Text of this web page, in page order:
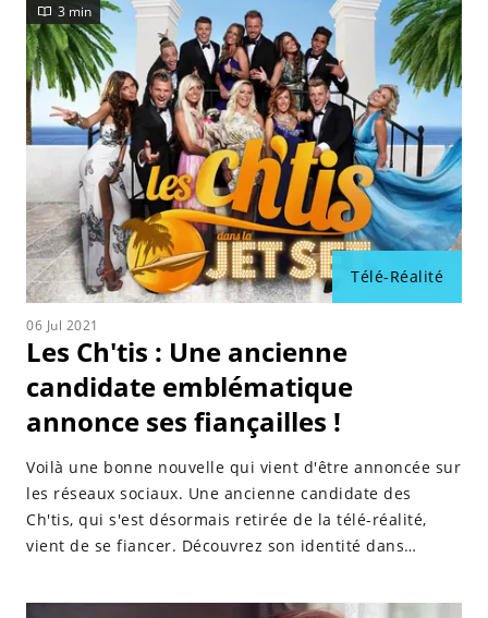
Télé-Réalité
3 min
06 Jul 2021
Les Ch'tis : Une ancienne
candidate emblématique
annonce ses fiançailles !
Voilà une bonne nouvelle qui vient d'être annoncée sur
les réseaux sociaux. Une ancienne candidate des
Ch'tis, qui s'est désormais retirée de la télé-réalité,
vient de se fiancer. Découvrez son identité dans